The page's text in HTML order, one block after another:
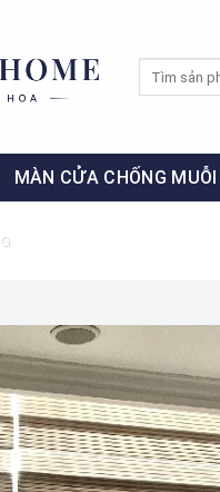
MÀN CỬA CHỐNG MUỖI